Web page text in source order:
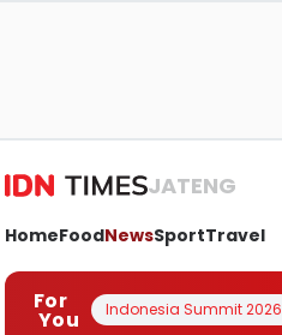
JATENG
HomeFoodNewsSportTravel
For
You Indonesia Summit 2026